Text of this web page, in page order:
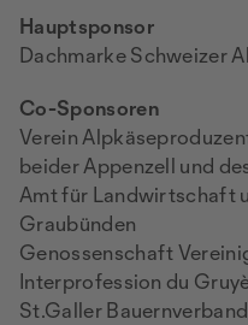
Hauptsponsor
Dachmarke Schweizer
Co-Sponsoren
Verein
beider Appenzell und
Amt für Landwirtschaft
Graubünden
Genossenschaft
Interprofession du
St.Galler Bauernverband